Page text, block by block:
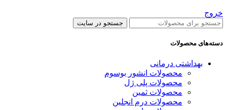
خروج
جستجو در سایت
دسته‌های محصولات
بهداشتی درمانی
محصولات انشور بوسوم
محصولات پلی ژل
محصولات ثمین
محصولات درم انجلین